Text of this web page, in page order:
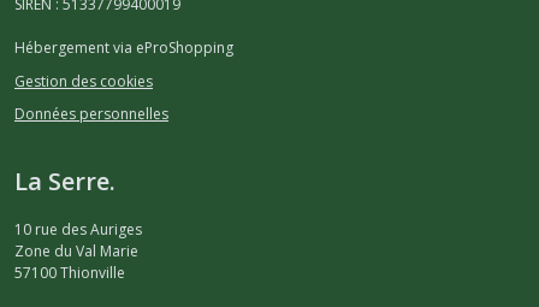
SIREN : 51337799400019
Hébergement via eProShopping
Gestion des cookies
Données personnelles
La Serre.
10 rue des Auriges
Zone du Val Marie
57100Thionville